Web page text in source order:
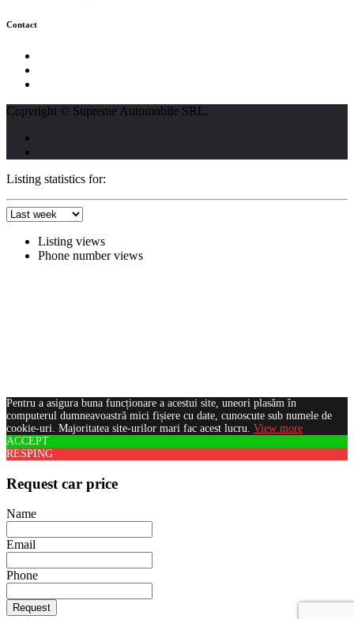
Contact
Copyright © Supreme Automobile SRL.
Listing statistics for:
Listing views
Phone number views
Pentru a asigura buna funcționare a acestui site, uneori plasăm în
computerul dumneavoastră mici fișiere cu date, cunoscute sub numele de
cookie-uri. Majoritatea site-urilor mari fac acest lucru. View more
ACCEPT
RESPING
Request car price
Name
Email
Phone
Request